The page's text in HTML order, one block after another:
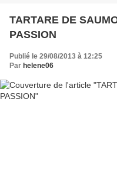
TARTARE DE
PASSION
Publié le 29/08/2013 à 12:25
Par helene06